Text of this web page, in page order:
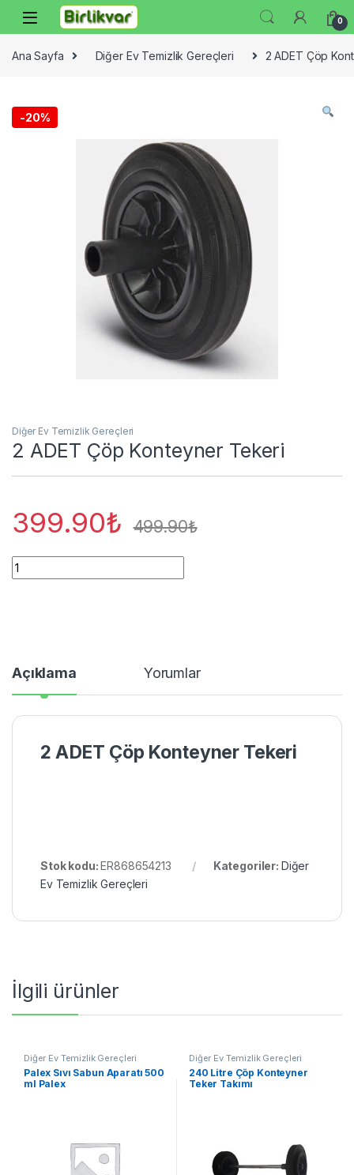
Skip to navigation
Skip to content
0
Ana Sayfa Diğer Ev Temizlik Gereçleri 2 ADET Çöp
-20%
Diğer Ev Temizlik Gereçleri
2 ADET Çöp Konteyner Tekeri
399.90₺ 499.90₺
2 ADET Çöp Konteyner Tekeri quantity
Açıklama Yorumlar
2 ADET Çöp Konteyner Tekeri
Stok kodu:ER868654213 Kategoriler: Diğer
Ev Temizlik Gereçleri
İlgili ürünler
Diğer Ev Temizlik Gereçleri
Palex Sıvı Sabun Aparatı 500
ml Palex
Diğer Ev Temizlik Gereçleri
240 Litre Çöp Konteyner
Teker Takımı